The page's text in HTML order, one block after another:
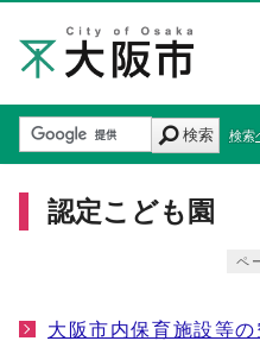
検索 検索
認定こども園
ペ
大阪市内保育施設等